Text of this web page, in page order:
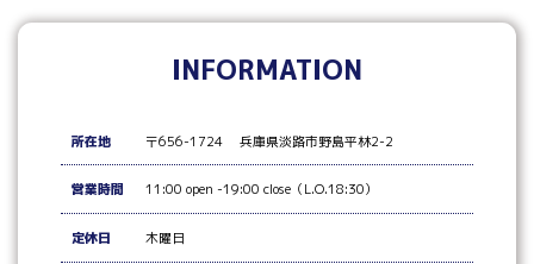
INFORMATION
所在地 〒656-1724 兵庫県淡路市野島平林2-2
営業時間 11:00 open -19:00 close（L.O.18:30）
定休日 木曜日